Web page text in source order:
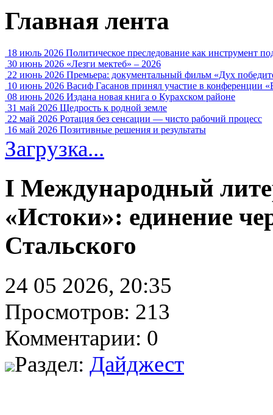
Главная лента
18 июль 2026 Политическое преследование как инструмент
30 июнь 2026 «Лезги мектеб» – 2026
22 июнь 2026 Премьера: документальный фильм «Дух
10 июнь 2026 Васиф Гасанов принял участие в конференции
08 июнь 2026 Издана новая книга о Курахском районе
31 май 2026 Щедрость к родной земле
22 май 2026 Ротация без сенсации — чисто рабочий процесс
16 май 2026 Позитивные решения и результаты
Загрузка...
I Международный
«Истоки»: единение
Стальского
24 05 2026, 20:35
Просмотров: 213
Комментарии: 0
Раздел: Дайджест